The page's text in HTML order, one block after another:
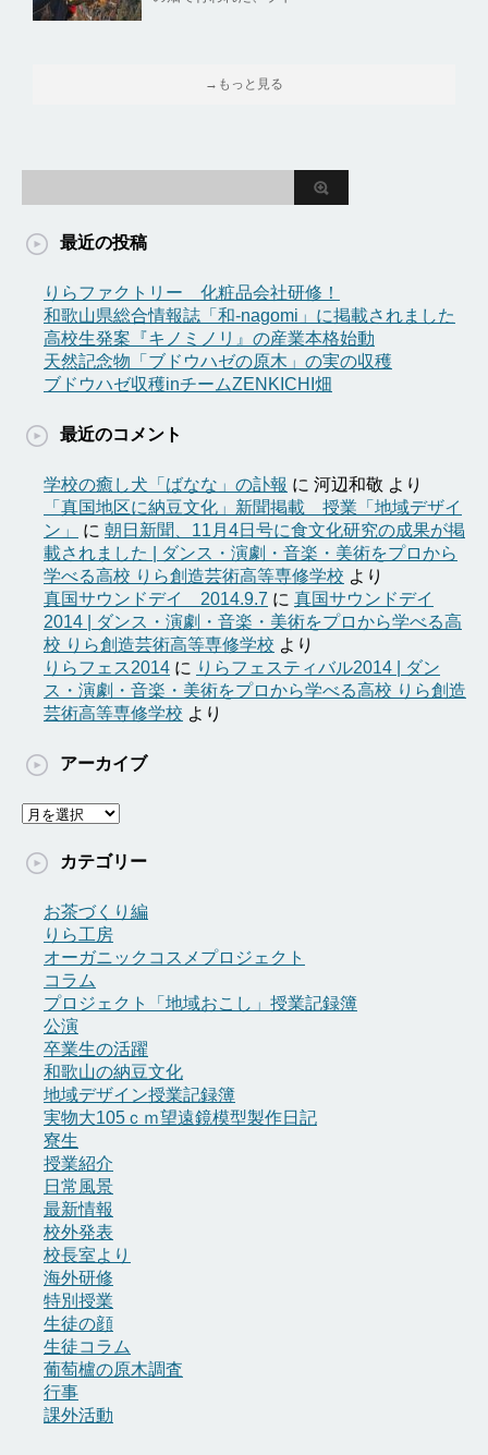
→もっと見る
最近の投稿
りらファクトリー 化粧品会社研修！
和歌山県総合情報誌「和-nagomi」に掲載されました
高校生発案『キノミノリ』の産業本格始動
天然記念物「ブドウハゼの原木」の実の収穫
ブドウハゼ収穫inチームZENKICHI畑
最近のコメント
学校の癒し犬「ばなな」の訃報 に 河辺和敬 より
「真国地区に納豆文化」新聞掲載 授業「地域デザイ
ン」
に 朝日新聞、11月4日号に食文化研究の成果が掲
載されました | ダンス・演劇・音楽・美術をプロから
学べる高校 りら創造芸術高等専修学校 より
真国サウンドデイ 2014.9.7 に 真国サウンドデイ
2014 | ダンス・演劇・音楽・美術をプロから学べる高
校 りら創造芸術高等専修学校 より
りらフェス2014 に りらフェスティバル2014 | ダン
ス・演劇・音楽・美術をプロから学べる高校 りら創造
芸術高等専修学校 より
アーカイブ
ア
カ
カテゴリー
お茶づくり編
りら工房
オーガニックコスメプロジェクト
コラム
プロジェクト「地域おこし」授業記録簿
公演
卒業生の活躍
和歌山の納豆文化
地域デザイン授業記録簿
実物大105ｃｍ望遠鏡模型製作日記
寮生
授業紹介
日常風景
最新情報
校外発表
校長室より
海外研修
特別授業
生徒の顔
生徒コラム
葡萄櫨の原木調査
行事
課外活動